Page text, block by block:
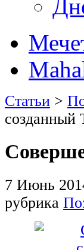
Статьи >
созданный
7 Июнь
рубрика